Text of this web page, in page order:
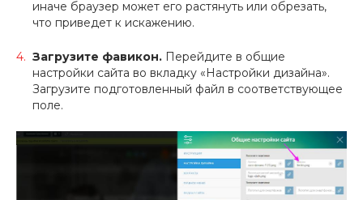
иначе браузер может его растянуть или обрезать,
что приведет к искажению.
Загрузите фавикон. Перейдите в общие
настройки сайта во вкладку «Настройки дизайна».
Загрузите подготовленный файл в соответствующее
поле.